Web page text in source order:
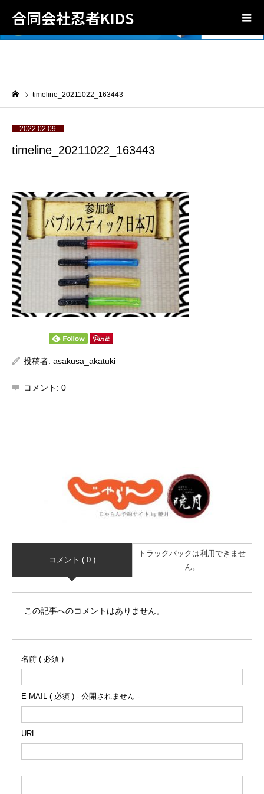
合同会社忍者KIDS
timeline_20211022_163443
2022.02.09
timeline_20211022_163443
投稿者: asakusa_akatuki
コメント: 0
コメント ( 0 )
トラックバックは利用できませ
ん。
この記事へのコメントはありません。
名前 ( 必須 )
E-MAIL ( 必須 ) - 公開されません -
URL